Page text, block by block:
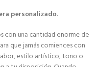
personalizado.
con una cantidad enorme de
que jamás comiences con
estilo artístico, tono o